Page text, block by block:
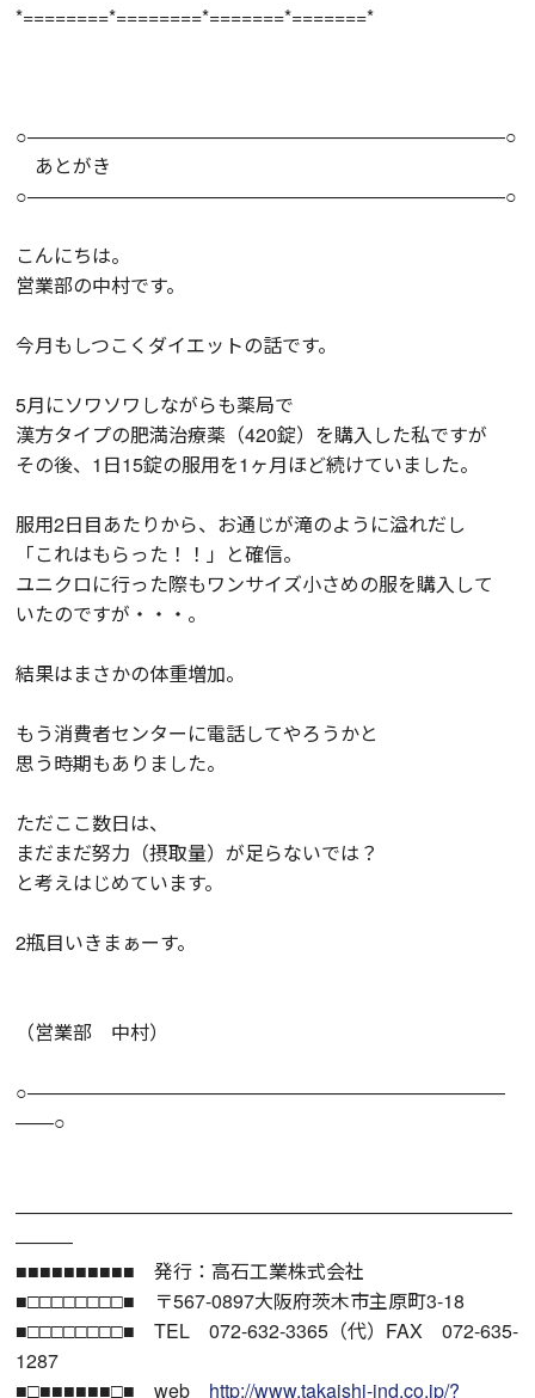
*========*========*=======*=======*
○―――――――――――――――――――――――――○
あとがき
○―――――――――――――――――――――――――○
こんにちは。
営業部の中村です。
今月もしつこくダイエットの話です。
5月にソワソワしながらも薬局で
漢方タイプの肥満治療薬（420錠）を購入した私ですが
その後、1日15錠の服用を1ヶ月ほど続けていました。
服用2日目あたりから、お通じが滝のように溢れだし
「これはもらった！！」と確信。
ユニクロに行った際もワンサイズ小さめの服を購入して
いたのですが・・・。
結果はまさかの体重増加。
もう消費者センターに電話してやろうかと
思う時期もありました。
ただここ数日は、
まだまだ努力（摂取量）が足らないでは？
と考えはじめています。
2瓶目いきまぁーす。
（営業部 中村）
○―――――――――――――――――――――――――
――○
――――――――――――――――――――――――――
―――
■■■■■■■■■■ 発行：高石工業株式会社
■□□□□□□□□■ 〒567-0897大阪府茨木市主原町3-18
■□□□□□□□□■ TEL 072-632-3365（代）FAX 072-635-
1287
■□■■■■■■□■ web http://www.takaishi-ind.co.jp/?